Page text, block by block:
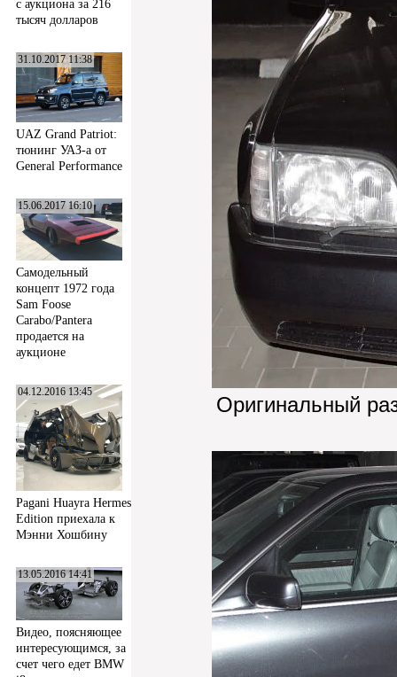
с аукциона за 216
тысяч долларов
31.10.2017 11:38
UAZ Grand Patriot:
тюнинг УАЗ-а от
General Performance
15.06.2017 16:10
Самодельный
концепт 1972 года
Sam Foose
Carabo/Pantera
продается на
аукционе
04.12.2016 13:45
Pagani Huayra Hermes
Edition приехала к
Мэнни Хошбину
13.05.2016 14:41
Видео, поясняющее
интересующимся, за
счет чего едет BMW
Оригинальный